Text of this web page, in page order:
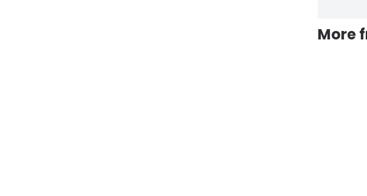
More